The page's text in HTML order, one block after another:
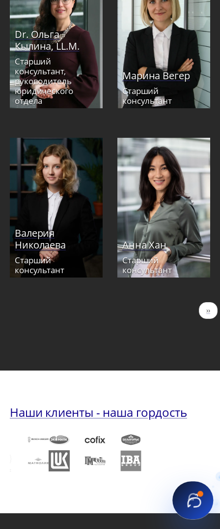
Dr. Ольга
Кылина, LL.M.
Старший
консультант,
руководитель
юридического
отдела
Марина Вегер
Старший
консультант
Валерия
Николаева
Старший
консультант
Анна Хан
Старший
консультант
››
Наши клиенты - наша гордость